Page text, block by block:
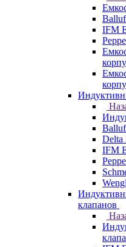
IFM
Delta
IFM
клапанов